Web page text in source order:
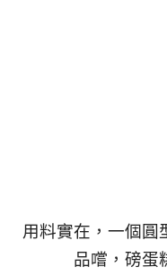
用料實在，一個圓
品嚐，磅蛋